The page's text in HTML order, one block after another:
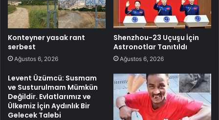
Konteyner yasak rant
serbest
Ağustos 6, 2026
Shenzhou-23 Uçuşu İçin
Astronotlar Tanıtıldı
Ağustos 6, 2026
Levent Üzümcü: Susmam
ve Susturulmam Mümkün
Değildir. Evlatlarımız ve
Ülkemiz İçin Aydınlık Bir
Gelecek Talebi